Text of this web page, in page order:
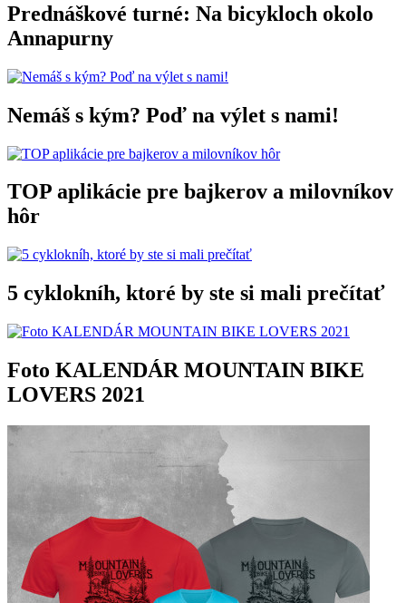
Prednáškové turné: Na bicykloch okolo
Annapurny
Nemáš s kým? Poď na výlet s nami!
TOP aplikácie pre bajkerov a milovníkov
hôr
5 cyklokníh, ktoré by ste si mali prečítať
Foto KALENDÁR MOUNTAIN BIKE
LOVERS 2021